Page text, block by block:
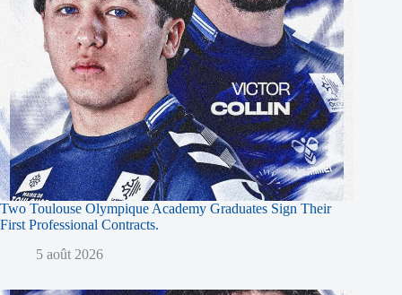
Two Toulouse Olympique Academy Graduates Sign Their
First Professional Contracts.
5 août 2026